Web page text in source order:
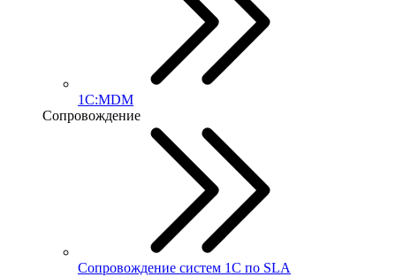
1С:MDM
Сопровождение
Сопровождение систем 1С по SLA